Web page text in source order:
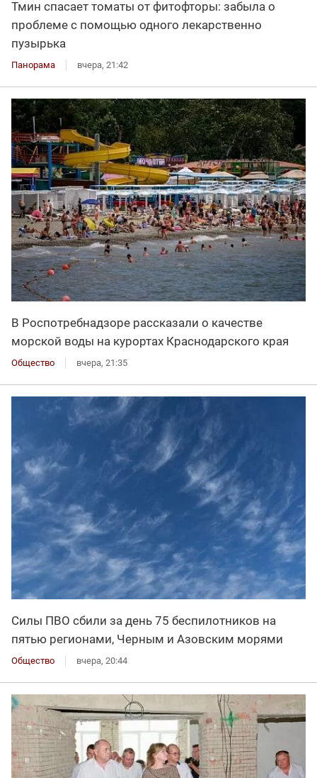
Тмин спасает томаты от фитофторы: забыла о
проблеме с помощью одного лекарственно
пузырька
Панорама вчера, 21:42
В Роспотребнадзоре рассказали о качестве
морской воды на курортах Краснодарского края
Общество вчера, 21:35
Силы ПВО сбили за день 75 беспилотников на
пятью регионами, Черным и Азовским морями
Общество вчера, 20:44